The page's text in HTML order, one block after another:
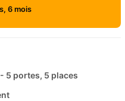
6 mois
5 portes, 5 places